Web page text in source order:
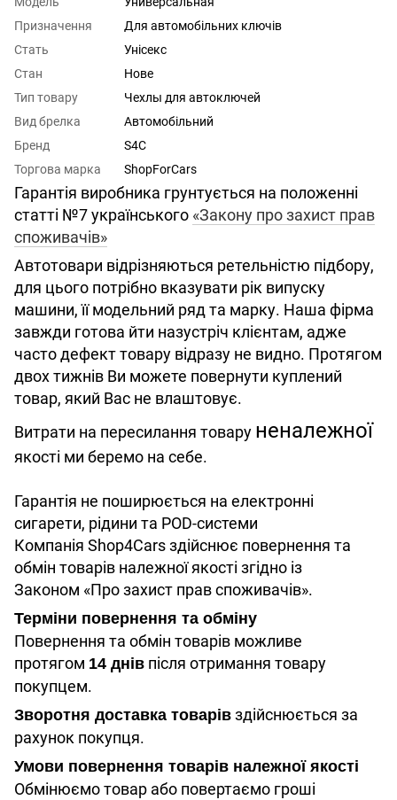
Призначення
Для автомобільних ключів
Стать
Унісекс
Стан
Нове
Тип товару
Чехлы для автоключей
Вид брелка
Автомобільний
Бренд
S4C
Торгова марка
ShopForCars
Гарантія виробника грунтується на положенні
статті №7 українського «Закону про захист прав
споживачів»
Автотовари відрізняються ретельністю підбору,
для цього потрібно вказувати рік випуску
машини, її модельний ряд та марку. Наша фірма
завжди готова йти назустріч клієнтам, адже
часто дефект товару відразу не видно. Протягом
двох тижнів Ви можете повернути куплений
товар, який Вас не влаштовує.
Витрати на пересилання товару неналежної
якості ми беремо на себе.
Гарантія не поширюється на електронні
сигарети, рідини та POD-системи
Компанія Shop4Cars здійснює повернення та
обмін товарів належної якості згідно із
Законом «Про захист прав споживачів».
Терміни повернення та обміну
Повернення та обмін товарів можливе
протягом 14 днів після отримання товару
покупцем.
Зворотня доставка товарів здійснюється за
рахунок покупця.
Умови повернення товарів належної якості
Обмінюємо товар або повертаємо гроші